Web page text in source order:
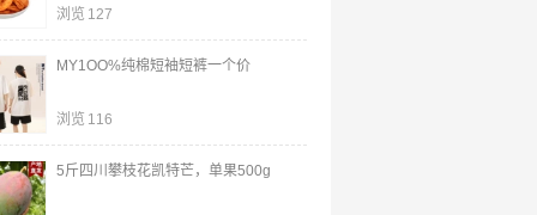
浏览 127
MY1OO%纯棉短袖短裤一个价
浏览 116
5斤四川攀枝花凯特芒，单果500g